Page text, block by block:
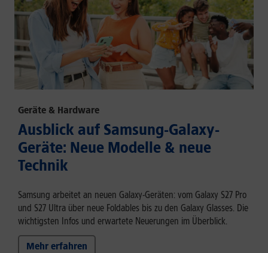
Geräte & Hardware
Ausblick auf Samsung-Galaxy-
Geräte: Neue Modelle & neue
Technik
Samsung arbeitet an neuen Galaxy-Geräten: vom Galaxy S27 Pro
und S27 Ultra über neue Foldables bis zu den Galaxy Glasses. Die
wichtigsten Infos und erwartete Neuerungen im Überblick.
Mehr erfahren